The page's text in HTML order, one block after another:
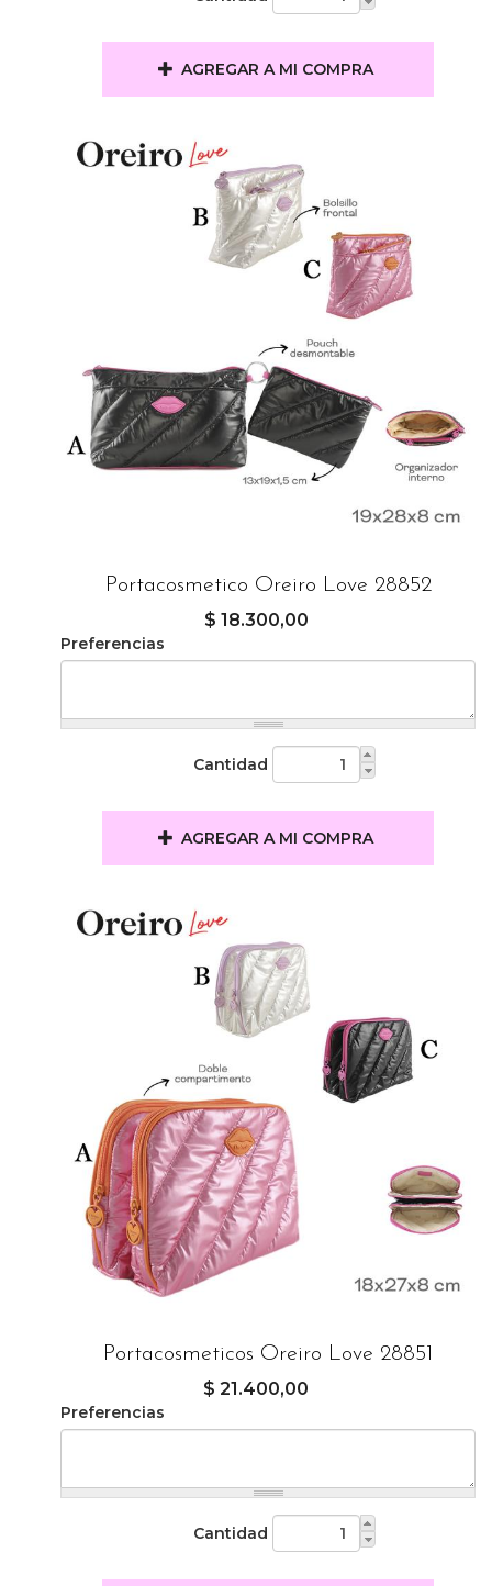
AGREGAR A MI COMPRA
Portacosmetico Oreiro Love 28852
$ 18.300,00
Preferencias
Cantidad
AGREGAR A MI COMPRA
Portacosmeticos Oreiro Love 28851
$ 21.400,00
Preferencias
Cantidad